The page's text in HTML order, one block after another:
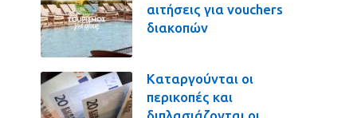
αιτήσεις για vouchers
διακοπών
Καταργούνται οι
περικοπές και
διπλασιάζονται οι